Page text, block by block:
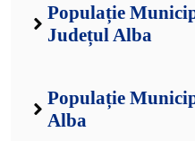
Populație
Județul Alba
Populație
Alba